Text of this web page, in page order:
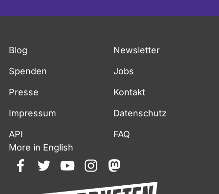
Blog Newsletter
Spenden Jobs
Presse Kontakt
Impressum Datenschutz
API
FAQ
More in English
facebooktwitteryoutubeinstagrammastodon